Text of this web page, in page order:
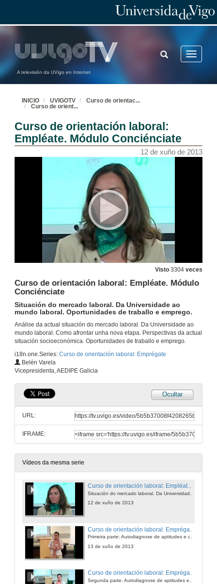
A televisión da UVigo en Internet
Toggle
TOGGLE
SEARCH
INICIO UVIGOTV Curso de orientac...
Curso de orient...
Curso de orientación laboral:
Empléate. Módulo Conciénciate
12 de xuño de 2013
Visto 3304 veces
Curso de orientación laboral: Empléate. Módulo
Conciénciate
Situación do mercado laboral. Da Universidade ao
mundo laboral. Oportunidades de traballo e emprego.
Análise da actual situación do mercado laboral. Da Universidade ao
mundo laboral. Como afrontar unha nova etapa. Perspectivas da actual
situación socioeconómica. Oportunidades de traballo e emprego.
i18n.one.Series: Curso de orientación laboral: Emprégate
Belén Varela
Vicepresidenta, AEDIPE Galicia
Ocultar
URL:
IFRAME:
Vídeos da mesma serie
Curso de orientación laboral: Empléate. Módulo Conciénciate
12 de xuño de 2013
Primeira parte: Autodiagnose de aptitudes e competencias. Ferramentas de seleción de persoal. Competencias persoais e profesionais.
13 de xuño de 2013
Curso de orientación laboral: Emprégate. Módulo Coñécete